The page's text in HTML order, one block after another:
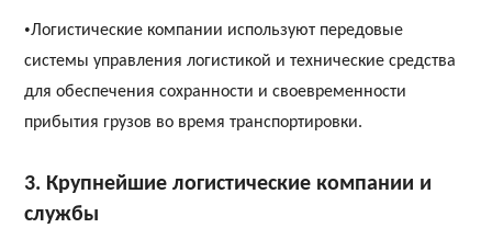
•Логистические компании используют передовые
системы управления логистикой и технические средства
для обеспечения сохранности и своевременности
прибытия грузов во время транспортировки.
3. Крупнейшие логистические компании и
службы